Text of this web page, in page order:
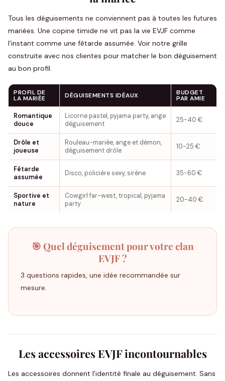
Tous les déguisements ne conviennent pas à toutes les futures
mariées. Une copine timide ne vit pas la vie EVJF comme
l’instant comme une fêtarde assumée. Voir notre grille
construite avec nos clientes pour matcher le bon déguisement
au bon profil.
PROFIL DE
LA MARIÉE DÉGUISEMENTS IDÉAUX BUDGET
PAR AMIE
Romantique
douce
Licorne pastel, pyjama party, ange
déguisement
25-40 €
Drôle et
joueuse
Rouleau-mariée, ange et démon,
déguisement drôle
10-25 €
Fêtarde
assumée
Disco, policière sexy, sirène 35-60 €
Sportive et
nature
Cowgirl far-west, tropical, pyjama
party
20-40 €
🎯 Quel déguisement pour votre clan
EVJF ?
3 questions rapides, une idée recommandée sur
mesure.
Les accessoires EVJF incontournables
Les accessoires donnent l’identité finale au déguisement. Sans